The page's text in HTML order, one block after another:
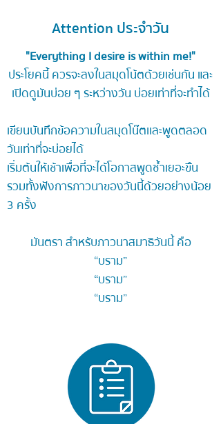
Attention ประจำวัน
"Everything I desire is within me!"
ประโยคนี้ ควรจะลงในสมุดโน้ตด้วยเช่นกัน และ
เปิดดูมันบ่อย ๆ ระหว่างวัน บ่อยเท่าที่จะทำได้
เขียนบันทึกข้อความในสมุดโน๊ตเเละพูดตลอด
วันเท่าที่จะบ่อยได้
เริ่มต้นให้เช้าเพื่อที่จะได้โอกาสพูดซ้ำเยอะขึัน
รวมทั้งฟังการภาวนาของวันนี้ด้วยอย่างน้อย
3 ครั้ง
มันตรา สำหรับภาวนาสมาธิวันนี้ คือ
“บราม”
“บราม”
“บราม”